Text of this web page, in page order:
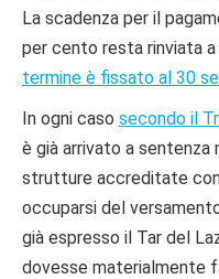
La scadenza per il
per cento resta rinviata a
termine è fissato al 30
In ogni caso secondo il
è già arrivato a sentenza
strutture accreditate con
occuparsi del
già espresso il Tar del
dovesse materialmente